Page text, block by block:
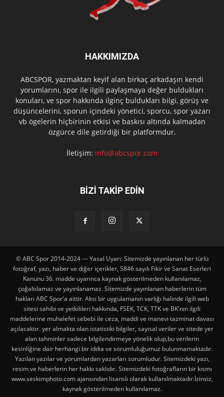
HAKKIMIZDA
ABCSPOR, yazmaktan keyif alan birkaç arkadaşın kendi
yorumlarını, spor ile ilgili paylaşmaya değer buldukları
konuları, ve spor hakkında ilginç buldukları bilgi, görüş ve
düşüncelerini, sporun içindeki yönetici, sporcu, spor yazarı
vb ögelerin hiçbirinin etkisi ve baskısı altında kalmadan
özgürce dile getirdiği bir platformdur.
İletişim: info@abcspor.com
BİZİ TAKİP EDİN
© ABC Spor 2014-2024 --- Yasal Uyarı: Sitemizde yayınlanan her türlü
fotoğraf, yazı, haber ve diğer içerikler, 5846 sayılı Fikir ve Sanat Eserleri
Kanunu 36. madde uyarınca kaynak gösterilmeden kullanılamaz,
çoğaltılamaz ve yayınlanamaz. Sitemizde yayınlanan haberlerin tüm
hakları ABC Spor'a aittir. Aksi bir uygulamanın varlığı halinde ilgili web
sitesi sahibi ve yetkilileri hakkında, FSEK, TCK, TTK ve BK'nın ilgili
maddelerine muhalefet sebebi ile ceza, maddi ve manevi tazminat davası
açılacaktır. yer almakta olan istatistiki bilgiler, sayısal veriler ve sitede yer
alan tahminler sadece bilgilendirmeye yönelik olup,bu verilerin
kesinliğine dair herhangi bir iddia ve sorumluluğumuz bulunmamaktadır.
Yazılan yazılar ve yorumlardan yazarları sorumludur. Sitemizdeki yazı,
resim ve haberlerin her hakkı saklıdır. Sitemizdeki fotoğrafların bir kısmı
www.seskimphoto.com ajansından lisanslı olarak kullanılmaktadır.İzinsiz,
kaynak gösterilmeden kullanılamaz.